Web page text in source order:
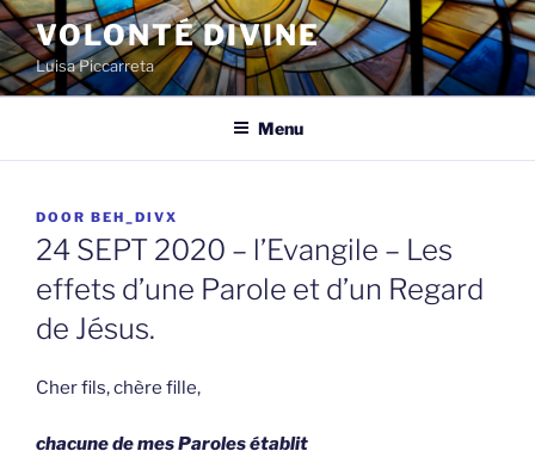
Spring
naar
de
inhoud
VOLONTÉ DIVINE
Luisa Piccarreta
Menu
GEPLAATST
OP
DOOR BEH_DIVX
24 SEPT 2020 – l’Evangile – Les
effets d’une Parole et d’un Regard
de Jésus.
Cher fils, chère fille,
chacune de mes Paroles établit